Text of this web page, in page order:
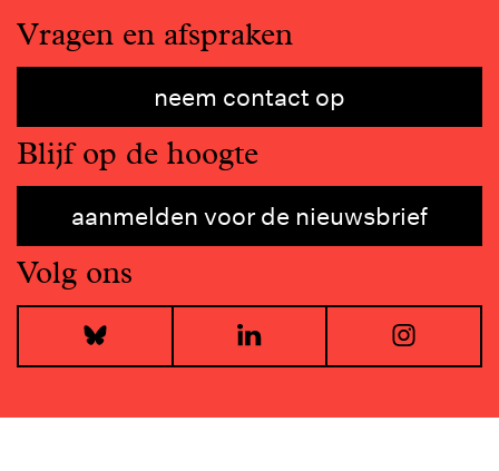
Vragen en afspraken
neem contact op
Blijf op de hoogte
aanmelden voor de nieuwsbrief
Volg ons
Bluesky LinkedIn